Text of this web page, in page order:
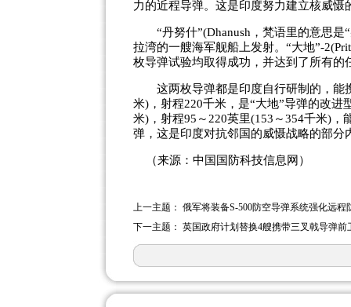
力的近程导弹。这是印度努力建立核威慑
“丹努什”(Dhanush，梵语里的意思是“
拉湾的一艘海军舰船上发射。“大地”-
枚导弹试验均取得成功，并达到了所有的
这两枚导弹都是印度自行研制的，能
米)，射程220千米，是“大地”导弹的改进
米)，射程95～220英里(153～354千米)
弹，这是印度对抗邻国的威慑战略的部分
（来源：中国国防科技信息网）
上一主题： 俄军将装备S-500防空导弹系统强化远程
下一主题： 英国政府计划替换4艘携带三叉戟导弹前